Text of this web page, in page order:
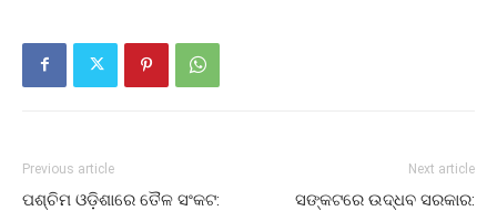
Previous article
ପଶ୍ଚିମ ଓଡ଼ିଶାରେ ତୈଳ ସଂକଟ:
Next article
ସଙ୍କଟରେ ଉଦ୍ଧବ ସରକାର: